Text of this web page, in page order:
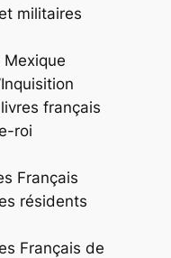
militaires
français
roi
Français
résidents
Français de